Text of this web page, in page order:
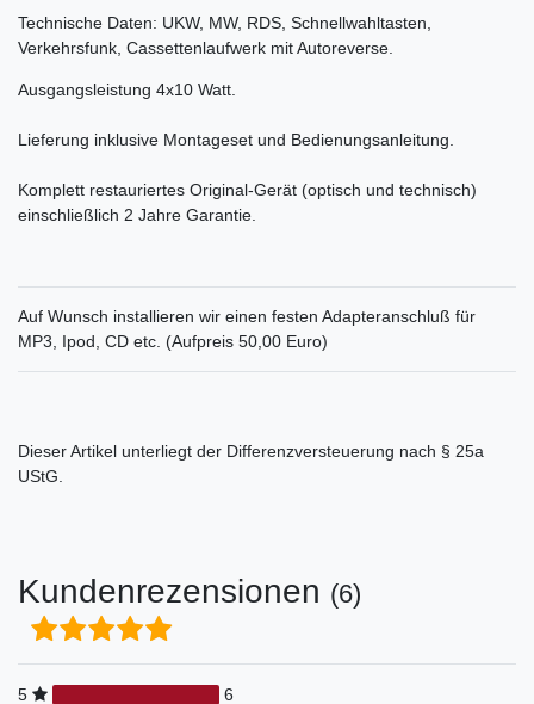
Technische Daten: UKW, MW, RDS, Schnellwahltasten,
Verkehrsfunk, Cassettenlaufwerk mit Autoreverse.
Ausgangsleistung 4x10 Watt.
Lieferung inklusive Montageset und Bedienungsanleitung.
Komplett restauriertes Original-Gerät (optisch und technisch)
einschließlich 2 Jahre Garantie.
Auf Wunsch installieren wir einen festen Adapteranschluß für
MP3, Ipod, CD etc. (Aufpreis 50,00 Euro)
Dieser Artikel unterliegt der Differenzversteuerung nach § 25a
UStG.
Kundenrezensionen (6)
5
6